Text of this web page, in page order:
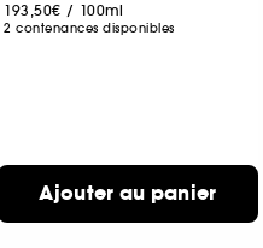
193,50€ / 100ml
2 contenances disponibles
Ajouter au panier